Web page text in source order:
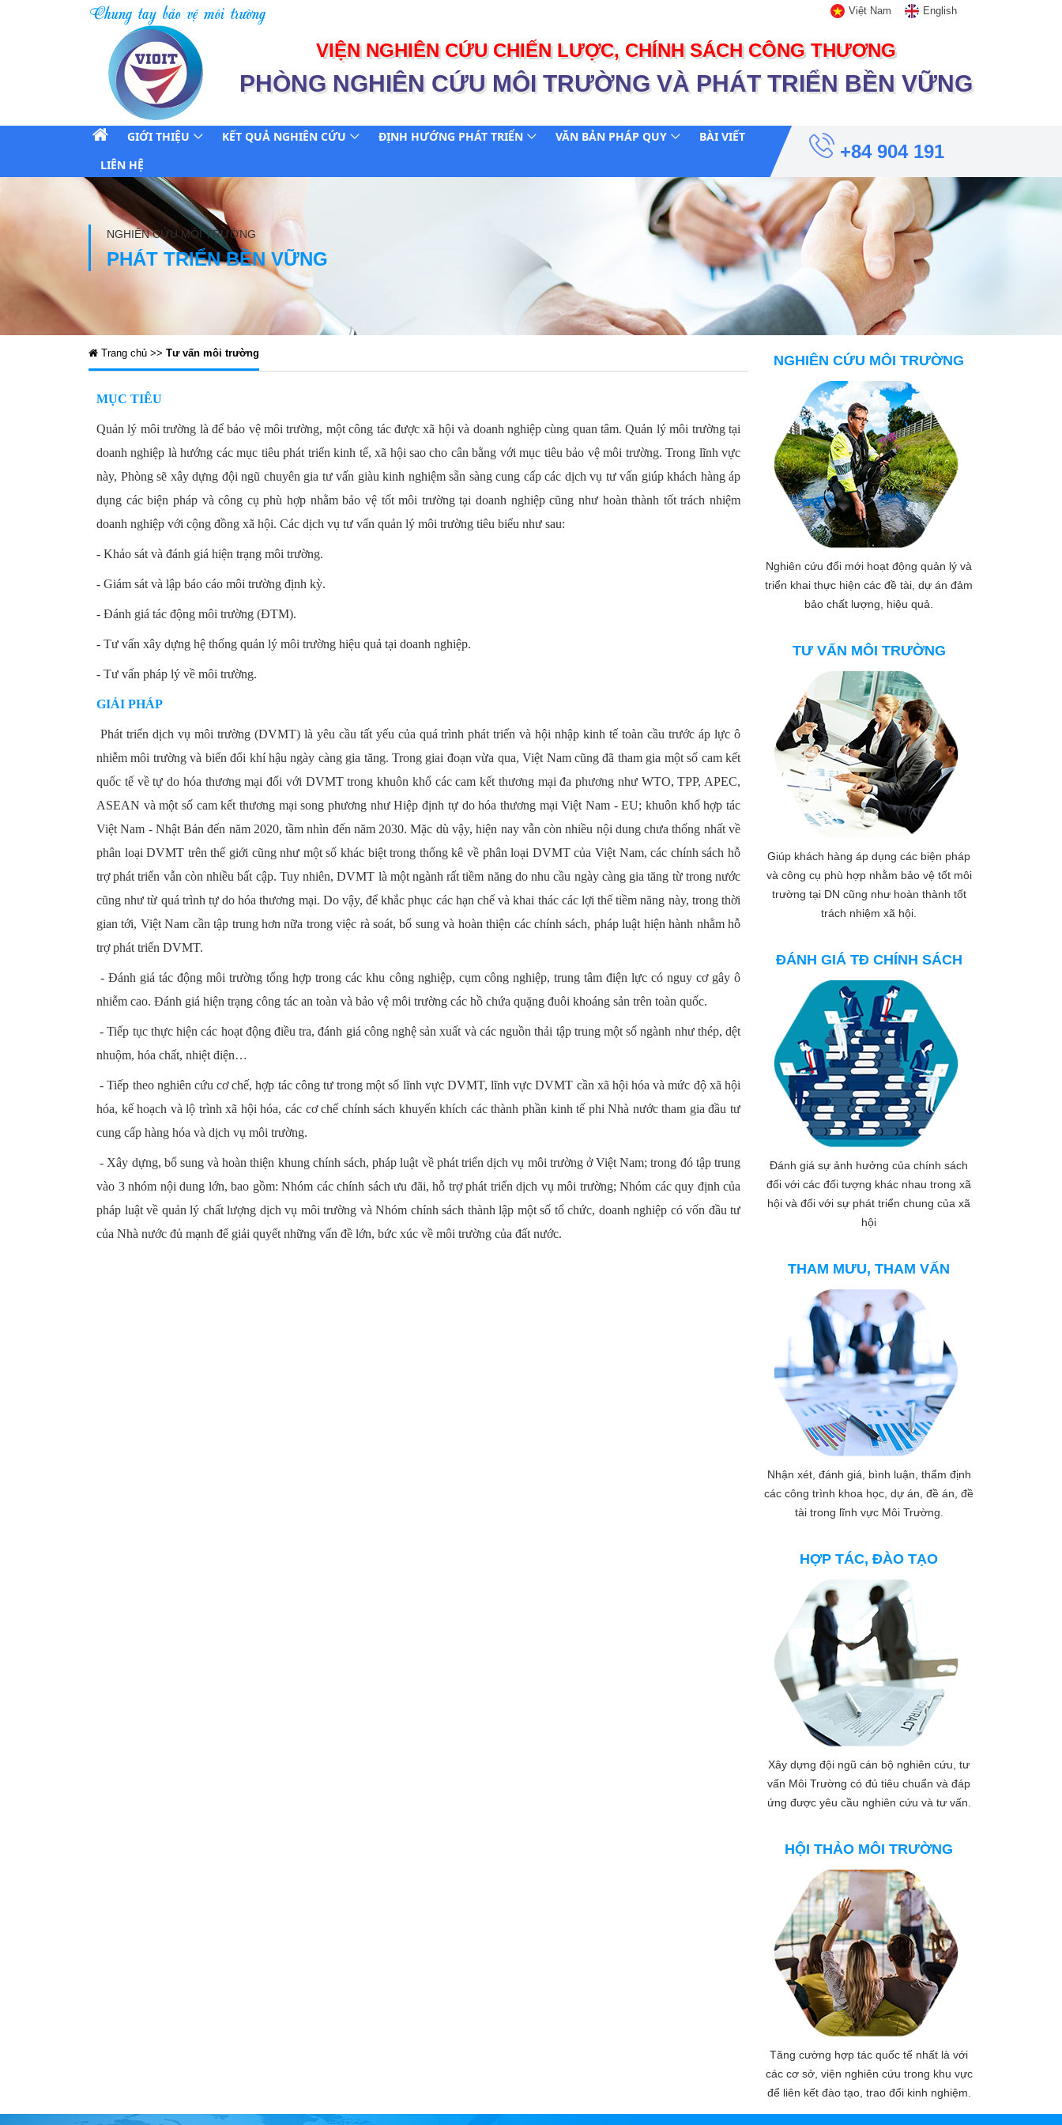
Chung tay bảo vệ môi trường Việt Nam English
VIỆN NGHIÊN CỨU CHIẾN LƯỢC, CHÍNH SÁCH CÔNG THƯƠNG
PHÒNG NGHIÊN CỨU MÔI TRƯỜNG VÀ PHÁT TRIỂN BỀN VỮNG
GIỚI THIỆU KẾT QUẢ NGHIÊN CỨU ĐỊNH HƯỚNG PHÁT TRIỂN VĂN BẢN PHÁP QUY
BÀI VIẾT
LIÊN HỆ
+84 904 191
789
NGHIÊN CỨU MÔI TRƯỜNG
PHÁT TRIỂN BỀN VỮNG
Trang chủ >> Tư vấn môi trường
MỤC TIÊU
Quản lý môi trường là để bảo vệ môi trường, một công tác được xã hội và doanh nghiệp cùng quan tâm. Quản lý môi trường tại
doanh nghiệp là hướng các mục tiêu phát triển kinh tế, xã hội sao cho cân bằng với mục tiêu bảo vệ môi trường. Trong lĩnh vực
này, Phòng sẽ xây dựng đội ngũ chuyên gia tư vấn giàu kinh nghiệm sẵn sàng cung cấp các dịch vụ tư vấn giúp khách hàng áp
dụng các biện pháp và công cụ phù hợp nhằm bảo vệ tốt môi trường tại doanh nghiệp cũng như hoàn thành tốt trách nhiệm
doanh nghiệp với cộng đồng xã hội. Các dịch vụ tư vấn quản lý môi trường tiêu biểu như sau:
- Khảo sát và đánh giá hiện trạng môi trường.
- Giám sát và lập báo cáo môi trường định kỳ.
- Đánh giá tác động môi trường (ĐTM).
- Tư vấn xây dựng hệ thống quản lý môi trường hiệu quả tại doanh nghiệp.
- Tư vấn pháp lý về môi trường.
GIẢI PHÁP
Phát triển dịch vụ môi trường (DVMT) là yêu cầu tất yếu của quá trình phát triển và hội nhập kinh tế toàn cầu trước áp lực ô
nhiễm môi trường và biến đổi khí hậu ngày càng gia tăng. Trong giai đoạn vừa qua, Việt Nam cũng đã tham gia một số cam kết
quốc tế về tự do hóa thương mại đối với DVMT trong khuôn khổ các cam kết thương mại đa phương như WTO, TPP, APEC,
ASEAN và một số cam kết thương mại song phương như Hiệp định tự do hóa thương mại Việt Nam - EU; khuôn khổ hợp tác
Việt Nam - Nhật Bản đến năm 2020, tầm nhìn đến năm 2030. Mặc dù vậy, hiện nay vẫn còn nhiều nội dung chưa thống nhất về
phân loại DVMT trên thế giới cũng như một số khác biệt trong thống kê về phân loại DVMT của Việt Nam, các chính sách hỗ
trợ phát triển vẫn còn nhiều bất cập. Tuy nhiên, DVMT là một ngành rất tiềm năng do nhu cầu ngày càng gia tăng từ trong nước
cũng như từ quá trình tự do hóa thương mại. Do vậy, để khắc phục các hạn chế và khai thác các lợi thế tiềm năng này, trong thời
gian tới, Việt Nam cần tập trung hơn nữa trong việc rà soát, bổ sung và hoàn thiện các chính sách, pháp luật hiện hành nhằm hỗ
trợ phát triển DVMT.
- Đánh giá tác động môi trường tổng hợp trong các khu công nghiệp, cụm công nghiệp, trung tâm điện lực có nguy cơ gây ô
nhiễm cao. Đánh giá hiện trạng công tác an toàn và bảo vệ môi trường các hồ chứa quặng đuôi khoáng sản trên toàn quốc.
- Tiếp tục thực hiện các hoạt động điều tra, đánh giá công nghệ sản xuất và các nguồn thải tập trung một số ngành như thép, dệt
nhuộm, hóa chất, nhiệt điện…
- Tiếp theo nghiên cứu cơ chế, hợp tác công tư trong một số lĩnh vực DVMT, lĩnh vực DVMT cần xã hội hóa và mức độ xã hội
hóa, kế hoạch và lộ trình xã hội hóa, các cơ chế chính sách khuyến khích các thành phần kinh tế phi Nhà nước tham gia đầu tư
cung cấp hàng hóa và dịch vụ môi trường.
- Xây dựng, bổ sung và hoàn thiện khung chính sách, pháp luật về phát triển dịch vụ môi trường ở Việt Nam; trong đó tập trung
vào 3 nhóm nội dung lớn, bao gồm: Nhóm các chính sách ưu đãi, hỗ trợ phát triển dịch vụ môi trường; Nhóm các quy định của
pháp luật về quản lý chất lượng dịch vụ môi trường và Nhóm chính sách thành lập một số tổ chức, doanh nghiệp có vốn đầu tư
của Nhà nước đủ mạnh để giải quyết những vấn đề lớn, bức xúc về môi trường của đất nước.
NGHIÊN CỨU MÔI TRƯỜNG
Nghiên cứu đổi mới hoạt động quản lý và
triển khai thực hiện các đề tài, dự án đảm
bảo chất lượng, hiệu quả.
TƯ VẤN MÔI TRƯỜNG
Giúp khách hàng áp dụng các biện pháp
và công cụ phù hợp nhằm bảo vệ tốt môi
trường tại DN cũng như hoàn thành tốt
trách nhiệm xã hội.
ĐÁNH GIÁ TĐ CHÍNH SÁCH
Đánh giá sự ảnh hưởng của chính sách
đối với các đối tượng khác nhau trong xã
hội và đối với sự phát triển chung của xã
hội
THAM MƯU, THAM VẤN
Nhận xét, đánh giá, bình luận, thẩm định
các công trình khoa học, dự án, đề án, đề
tài trong lĩnh vực Môi Trường.
HỢP TÁC, ĐÀO TẠO
Xây dựng đội ngũ cán bộ nghiên cứu, tư
vấn Môi Trường có đủ tiêu chuẩn và đáp
ứng được yêu cầu nghiên cứu và tư vấn.
HỘI THẢO MÔI TRƯỜNG
Tăng cường hợp tác quốc tế nhất là với
các cơ sở, viện nghiên cứu trong khu vực
để liên kết đào tạo, trao đổi kinh nghiệm.